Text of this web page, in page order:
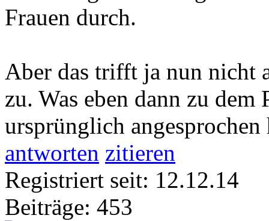
Frauen durch.
Aber das trifft ja nun nicht
zu. Was eben dann zu
ursprünglich angesprochen
antworten zitieren
Registriert seit: 12.12.14
Beiträge: 453